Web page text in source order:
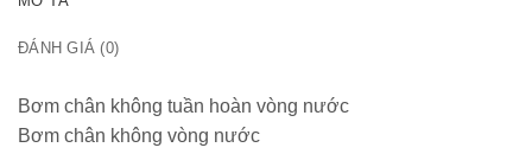
ĐÁNH GIÁ (0)
Bơm chân không tuần hoàn vòng nước
Bơm chân không vòng nước